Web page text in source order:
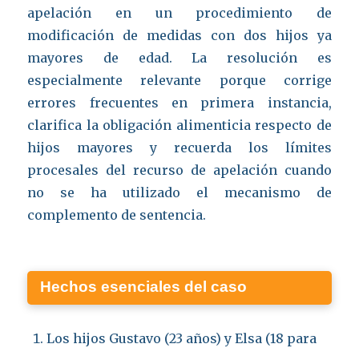
apelación en un procedimiento de
modificación de medidas con dos hijos ya
mayores de edad. La resolución es
especialmente relevante porque corrige
errores frecuentes en primera instancia,
clarifica la obligación alimenticia respecto de
hijos mayores y recuerda los límites
procesales del recurso de apelación cuando
no se ha utilizado el mecanismo de
complemento de sentencia.
Hechos esenciales del caso
Los hijos Gustavo (23 años) y Elsa (18 para